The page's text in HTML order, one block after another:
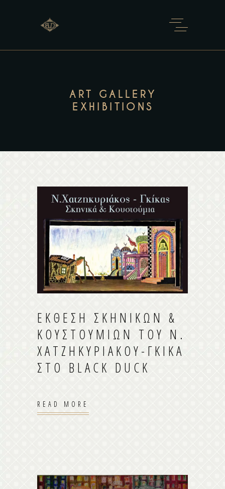
ART GALLERY
EXHIBITIONS
ΈΚΘΕΣΗ ΣΚΗΝΙΚΏΝ &
ΚΟΥΣΤΟΥΜΙΏΝ ΤΟΥ Ν.
ΧΑΤΖΗΚΥΡΙΆΚΟΥ-ΓΚΊΚΑ
ΣΤΟ BLACK DUCK
READ MORE